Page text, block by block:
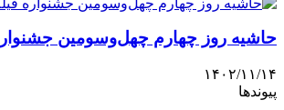
حاشیه روز چهارم چهل‌وسومین
۱۴۰۲/۱۱/۱۴
پیوندها